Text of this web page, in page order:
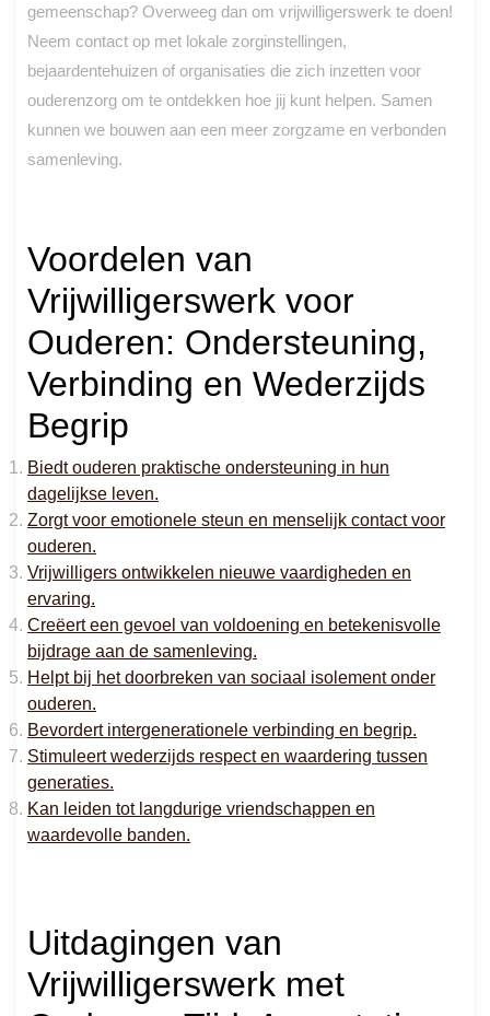
gemeenschap? Overweeg dan om vrijwilligerswerk te doen!
Neem contact op met lokale zorginstellingen,
bejaardentehuizen of organisaties die zich inzetten voor
ouderenzorg om te ontdekken hoe jij kunt helpen. Samen
kunnen we bouwen aan een meer zorgzame en verbonden
samenleving.
Voordelen van
Vrijwilligerswerk voor
Ouderen: Ondersteuning,
Verbinding en Wederzijds
Begrip
Biedt ouderen praktische ondersteuning in hun
dagelijkse leven.
Zorgt voor emotionele steun en menselijk contact voor
ouderen.
Vrijwilligers ontwikkelen nieuwe vaardigheden en
ervaring.
Creëert een gevoel van voldoening en betekenisvolle
bijdrage aan de samenleving.
Helpt bij het doorbreken van sociaal isolement onder
ouderen.
Bevordert intergenerationele verbinding en begrip.
Stimuleert wederzijds respect en waardering tussen
generaties.
Kan leiden tot langdurige vriendschappen en
waardevolle banden.
Uitdagingen van
Vrijwilligerswerk met